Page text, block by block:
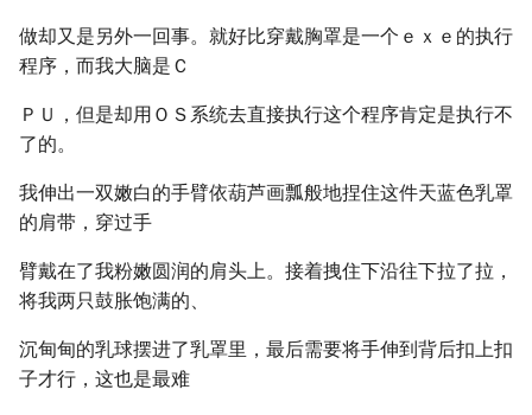
做却又是另外一回事。就好比穿戴胸罩是一个ｅｘｅ的执行
程序，而我大脑是Ｃ
ＰＵ，但是却用ＯＳ系统去直接执行这个程序肯定是执行不
了的。
我伸出一双嫩白的手臂依葫芦画瓢般地捏住这件天蓝色乳罩
的肩带，穿过手
臂戴在了我粉嫩圆润的肩头上。接着拽住下沿往下拉了拉，
将我两只鼓胀饱满的、
沉甸甸的乳球摆进了乳罩里，最后需要将手伸到背后扣上扣
子才行，这也是最难